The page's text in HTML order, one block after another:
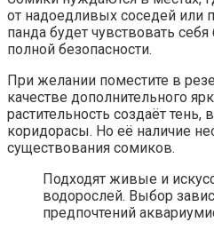
от надоедливых соседей или
панда будет чувствовать
полной безопасности.
При желании поместите в
качестве дополнительного
растительность создаёт тень,
коридорасы. Но её наличие
существования сомиков.
Подходят живые и
водорослей. Выбор
предпочтений